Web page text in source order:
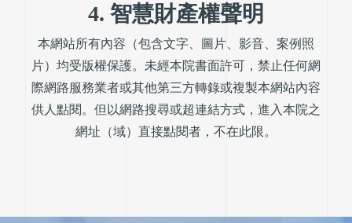
4. 智慧財產權聲明
本網站所有內容（包含文字、圖片、影音、案例照
片）均受版權保護。未經本院書面許可，禁止任何網
際網路服務業者或其他第三方轉錄或複製本網站內容
供人點閱。但以網路搜尋或超連結方式，進入本院之
網址（域）直接點閱者，不在此限。